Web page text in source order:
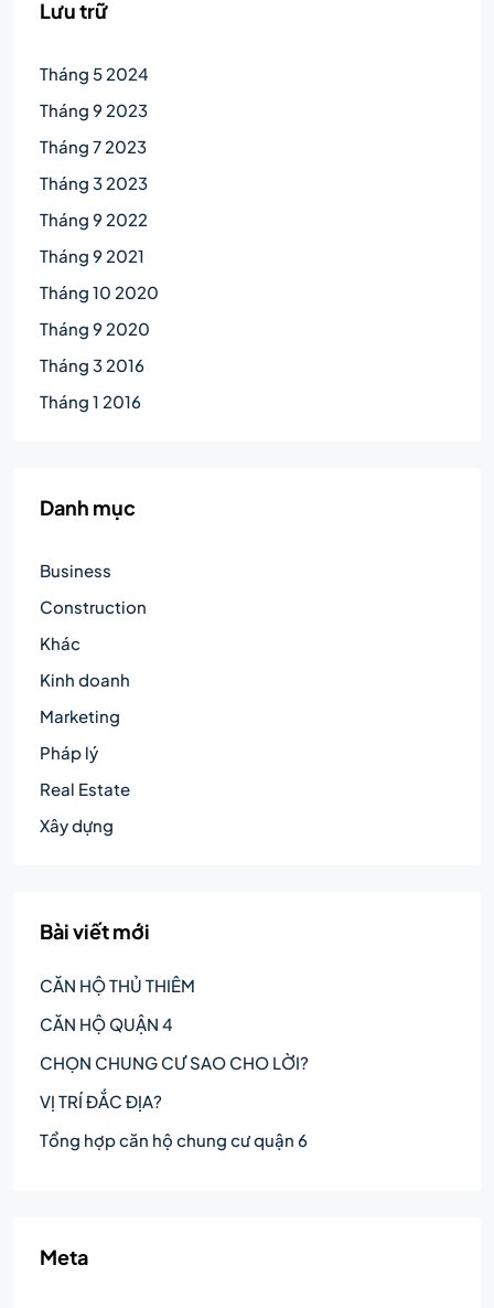
Lưu trữ
Tháng 5 2024
Tháng 9 2023
Tháng 7 2023
Tháng 3 2023
Tháng 9 2022
Tháng 9 2021
Tháng 10 2020
Tháng 9 2020
Tháng 3 2016
Tháng 1 2016
Danh mục
Business
Construction
Khác
Kinh doanh
Marketing
Pháp lý
Real Estate
Xây dựng
Bài viết mới
CĂN HỘ THỦ THIÊM
CĂN HỘ QUẬN 4
CHỌN CHUNG CƯ SAO CHO LỜI?
VỊ TRÍ ĐẮC ĐỊA?
Tổng hợp căn hộ chung cư quận 6
Meta